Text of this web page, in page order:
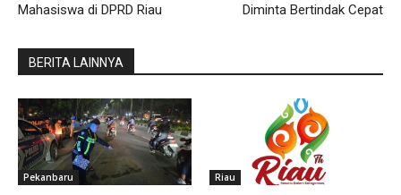
Mahasiswa di DPRD Riau
Diminta Bertindak Cepat
BERITA LAINNYA
Pekanbaru Riau